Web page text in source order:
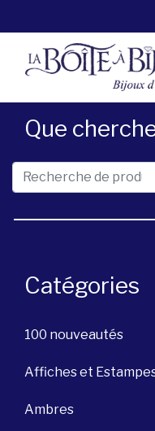
Que
Recherche pour :
Catégories
100 nouveautés
Affiches et
Ambres